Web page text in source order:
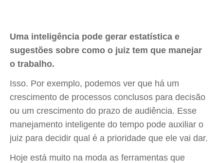
Uma inteligência pode gerar estatística e
sugestões sobre como o juiz tem que manejar
o trabalho.
Isso. Por exemplo, podemos ver que há um
crescimento de processos conclusos para decisão
ou um crescimento do prazo de audiência. Esse
manejamento inteligente do tempo pode auxiliar o
juiz para decidir qual é a prioridade que ele vai dar.
Hoje está muito na moda as ferramentas que